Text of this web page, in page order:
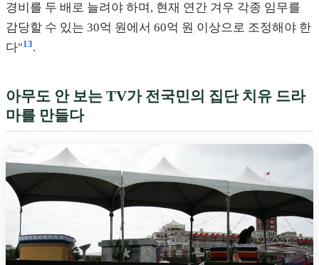
경비를 두 배로 늘려야 하며, 현재 연간 겨우 각종 임무를
감당할 수 있는 30억 원에서 60억 원 이상으로 조정해야 한
다"13.
아무도 안 보는 TV가 전국민의 집단 치유 드라
마를 만들다